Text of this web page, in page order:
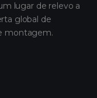
lugar de relevo a
global de
montagem.